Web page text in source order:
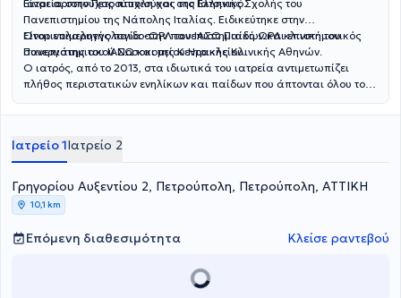
ιατρεία στην Πετρούπολη και στο Ελληνικό.
Είναι αριστούχος πτυχιούχος της Ιατρικής Σχολής του
Πανεπιστημίου της Νάπολης Ιταλίας. Ειδικεύτηκε στην
Ωτορινολαρυγγολογία στην πανεπιστημιακή ΩΡΛ κλινική του
Πανεπιστημιακού Νοσοκομείου Ηρακλείου.
Είναι επιμελητής παιδο-ΩΡΛ του ΙΑΣΩ Παίδων και επιστημονικός
συνεργάτης του ΙΑΣΩ και της Κεντρικής Κλινικής Αθηνών.
Ο ιατρός, από το 2013, στα ιδιωτικά του ιατρεία αντιμετωπίζει
πλήθος περιστατικών ενηλίκων και παίδων που άπτονται όλου του
Ιατρείο 1Ιατρείο 2
Γρηγορίου Αυξεντίου 2, Πετρούπολη, Πετρούπολη, ΑΤΤΙΚΗ
10,1 km
Επόμενη διαθεσιμότητα Κλείσε ραντεβού